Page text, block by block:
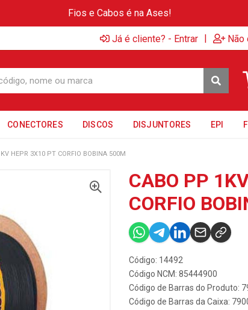
Fios e Cabos é na Ases!
Já é cliente? - Entrar | Não
CONECTORES DISCOS DISJUNTORES EPI
HEPR 3X10 PT CORFIO BOBINA 500M
CABO PP
CORFIO
Código: 14492
Código NCM: 85444900
Código de Barras do Produto:
Código de Barras da Caixa: